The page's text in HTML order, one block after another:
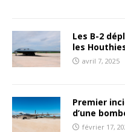
Les B-2
les
avril 7, 2025
Premier
d’une
février 17,